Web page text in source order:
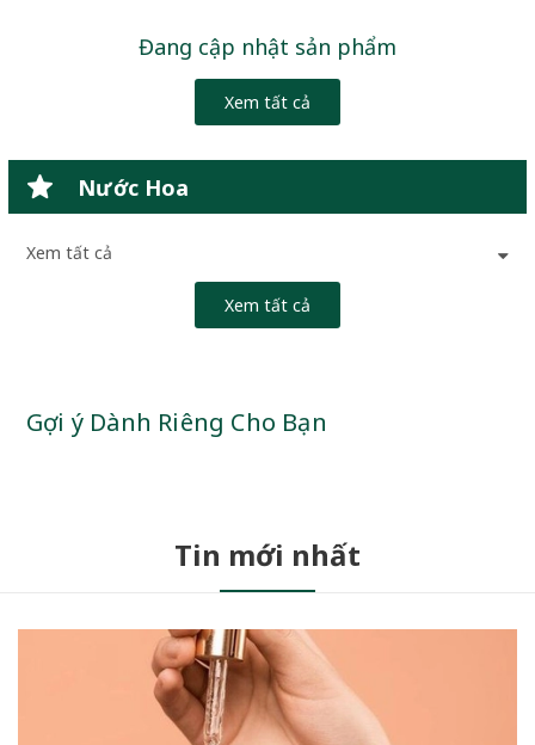
Đang cập nhật sản phẩm
Xem tất cả
Nước Hoa
Xem tất cả
Xem tất cả
Gợi ý Dành Riêng Cho Bạn
Tin mới nhất